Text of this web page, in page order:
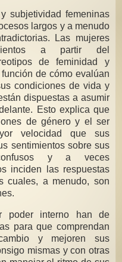
subjetividad femeninas
Las mujeres
a partir del
feminidad y
de cómo evalúan
Esto explica que
de género y el ser
sus
sentimientos sobre sus
las respuestas
cuales, a menudo, son
poder interno han de
para que comprendan
sus
mismas y con otras